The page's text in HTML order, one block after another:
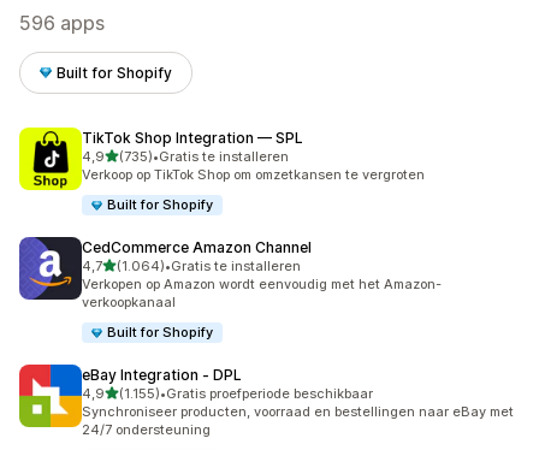
596 apps
Built for Shopify
TikTok Shop Integration — SPL
4,9van 5 sterren
(735)
735 recensies in totaal
•Gratis te installeren
Verkoop op TikTok Shop om omzetkansen te vergroten
Built for Shopify
CedCommerce Amazon Channel
4,7van 5 sterren
(1.064)
1064 recensies in totaal
•Gratis te installeren
Verkopen op Amazon wordt eenvoudig met het Amazon-
verkoopkanaal
Built for Shopify
eBay Integration ‑ DPL
4,9van 5 sterren
(1.155)
1155 recensies in totaal
•Gratis proefperiode beschikbaar
Synchroniseer producten, voorraad en bestellingen naar eBay met
24/7 ondersteuning